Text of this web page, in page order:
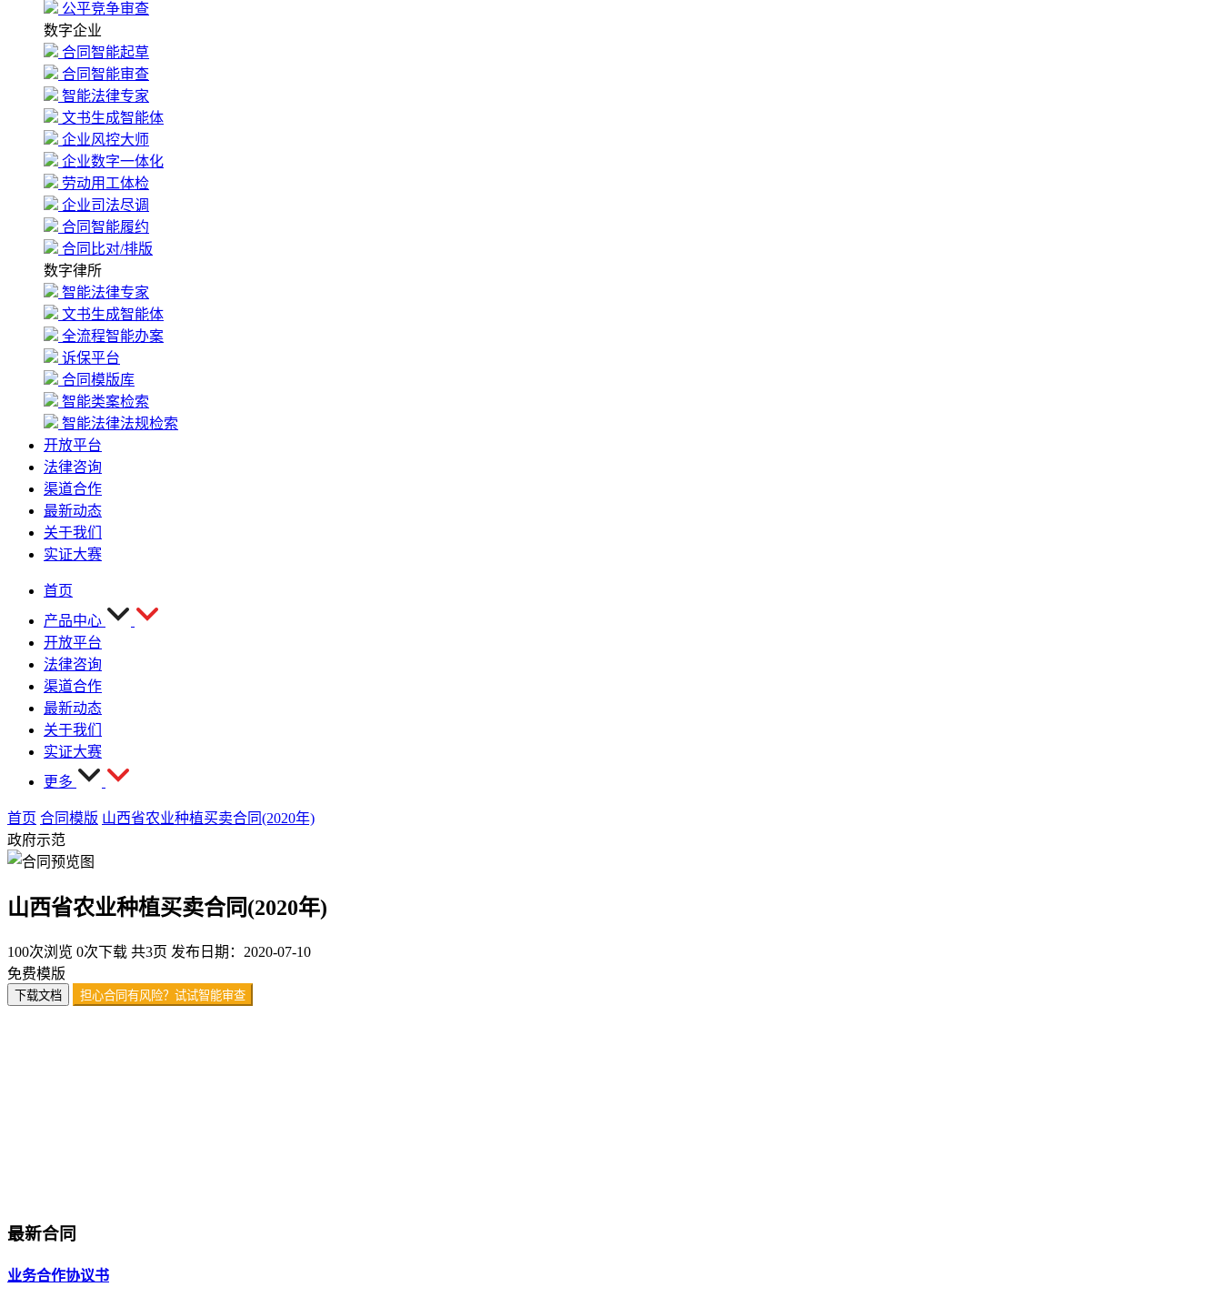
公平竞争审查
数字企业
合同智能起草
合同智能审查
智能法律专家
文书生成智能体
企业风控大师
企业数字一体化
劳动用工体检
企业司法尽调
合同智能履约
合同比对/排版
数字律所
智能法律专家
文书生成智能体
全流程智能办案
诉保平台
合同模版库
智能类案检索
智能法律法规检索
开放平台
法律咨询
渠道合作
最新动态
关于我们
实证大赛
首页
产品中心
开放平台
法律咨询
渠道合作
最新动态
关于我们
实证大赛
更多
首页 合同模版 山西省农业种植买卖合同(2020年)
政府示范
山西省农业种植买卖合同(2020年)
100次浏览 0次下载 共3页 发布日期：2020-07-10
免费模版
下载文档 担心合同有风险？试试智能审查
最新合同
业务合作协议书